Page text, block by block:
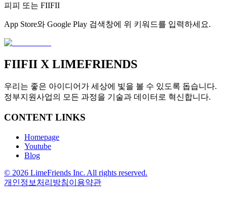
피피 또는 FIIFII
App Store와 Google Play 검색창에 위 키워드를 입력하세요.
FIIFII X LIMEFRIENDS
우리는 좋은 아이디어가 세상에 빛을 볼 수 있도록 돕습니다.
정부지원사업의 모든 과정을 기술과 데이터로 혁신합니다.
CONTENT LINKS
Homepage
Youtube
Blog
© 2026 LimeFriends Inc. All rights reserved.
개인정보처리방침이용약관